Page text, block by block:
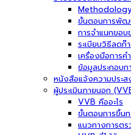
Methodology
ขั้นตอนการพัฒ
การจำแนกขอบ
ระเบียบวิธีลดก๊
เครื่องมือการ
ข้อมูลประกอบ
หนังสือแจ้งความประ
ผู้ประเมินภายนอก
VVB คืออะไร
ขั้นตอนการขึ้น
แนวทางการตร